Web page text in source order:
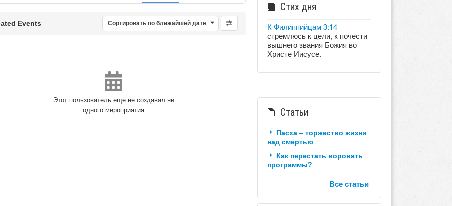
Events Сортировать по ближайшей дате
Этот пользователь еще не создавал ни
одного мероприятия
Стих дня
К Филиппийцам 3:14
стремлюсь к цели, к почести
вышнего звания Божия во
Христе Иисусе.
Статьи
Пасха – торжество жизни
над смертью
Как перестать воровать
программы?
Все статьи